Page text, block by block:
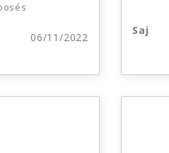
06/11/2022
Saj